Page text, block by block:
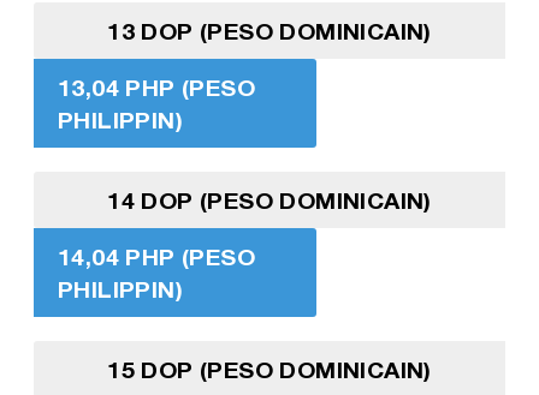
13 DOP (PESO DOMINICAIN)
13,04 PHP (PESO
PHILIPPIN)
14 DOP (PESO DOMINICAIN)
14,04 PHP (PESO
PHILIPPIN)
15 DOP (PESO DOMINICAIN)